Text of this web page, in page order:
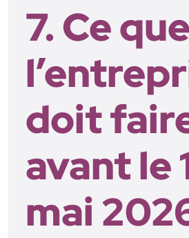
7. Ce que
doit
avant le
mai